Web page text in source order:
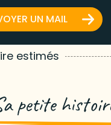
UN MAIL
estimés
petite